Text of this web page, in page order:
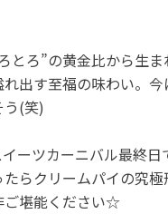
とろ”の黄金比から生
出す至福の味わい。
(笑)
ーツカーニバル最終日
らクリームパイの究
ご堪能ください☆